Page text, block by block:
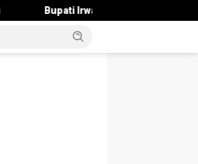
Irwan Serahkan Rancangan KUA-